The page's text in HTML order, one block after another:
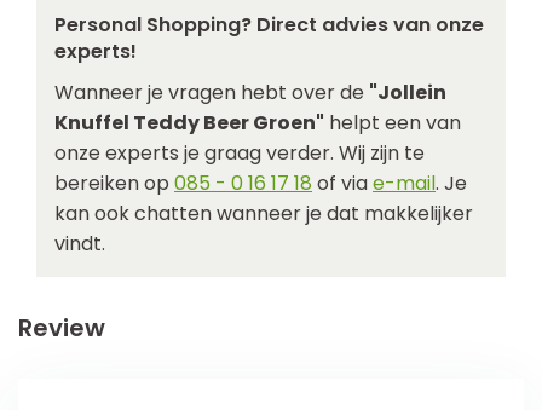
Personal Shopping? Direct advies van onze
experts!
Wanneer je vragen hebt over de "Jollein
Knuffel Teddy Beer Groen" helpt een van
onze experts je graag verder. Wij zijn te
bereiken op 085 - 0 16 17 18 of viae-mail. Je
kan ook chatten wanneer je dat makkelijker
vindt.
Review